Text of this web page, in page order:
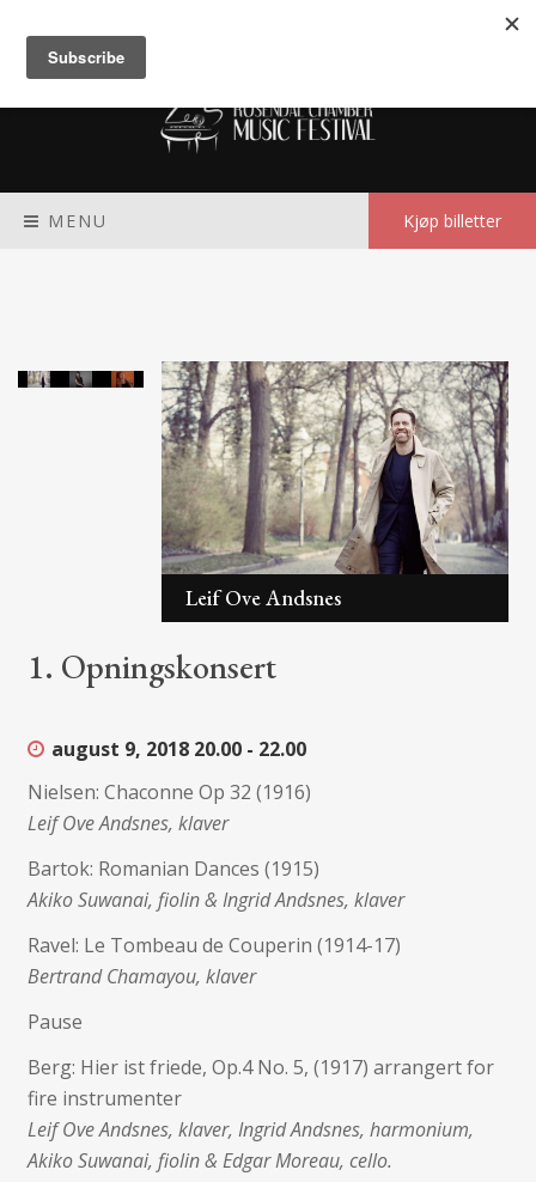
MENU Kjøp billetter
Leif Ove Andsnes
1. Opningskonsert
august 9, 2018 20.00 - 22.00
Nielsen: Chaconne Op 32 (1916)
Leif Ove Andsnes, klaver
Bartok: Romanian Dances (1915)
Akiko Suwanai, fiolin & Ingrid Andsnes, klaver
Ravel: Le Tombeau de Couperin (1914-17)
Bertrand Chamayou, klaver
Pause
Berg: Hier ist friede, Op.4 No. 5, (1917) arrangert for
fire instrumenter
Leif Ove Andsnes, klaver, Ingrid Andsnes, harmonium,
Akiko Suwanai, fiolin & Edgar Moreau, cello.